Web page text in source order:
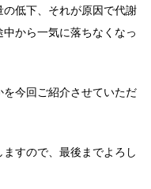
低下、それが原因で代謝
から一気に落ちなくなっ
今回ご紹介させていただ
すので、最後までよろし